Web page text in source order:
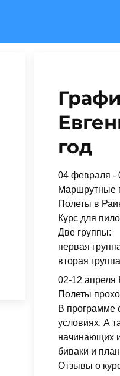
год
04 февраля -
Маршрутные
Полеты в
Курс для
Две группы:
первая
вторая
02-12 апреля
Полеты
В программе
условиях. А
начинающих
биваки и
Отзывы о